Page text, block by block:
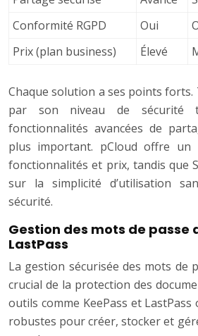
Conformité RGPD
Oui
Prix (plan business)
Élevé
Chaque solution a ses points
par son niveau de sécurité
fonctionnalités avancées de
plus important. pCloud offre un
fonctionnalités et prix, tandis que
sur la simplicité d’utilisation
sécurité.
Gestion des mots de passe
LastPass
La gestion sécurisée des mots de
crucial de la protection des
outils comme KeePass et
robustes pour créer, stocker et